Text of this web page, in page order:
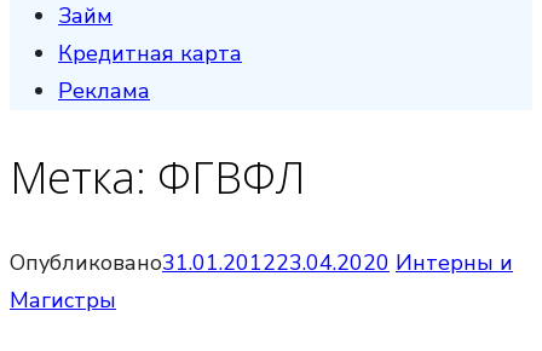
Займ
Кредитная карта
Реклама
Метка: ФГВФЛ
Опубликовано31.01.201223.04.2020 Интерны и
Магистры